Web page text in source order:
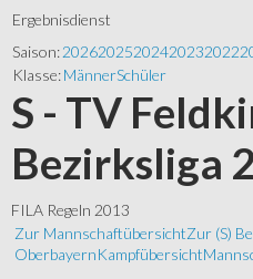
Ergebnisdienst
Saison:20262025202420232022
Klasse:MännerSchüler
S - TV
Bezirksliga
FILA Regeln 2013
Zur MannschaftübersichtZur (S)
OberbayernKampfübersicht